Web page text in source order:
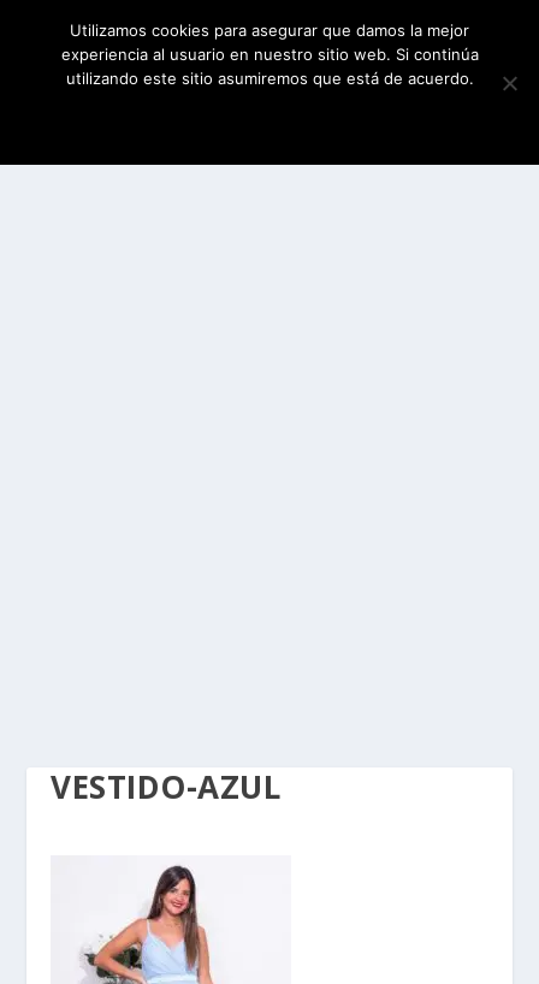
VESTIDO-AZUL
Utilizamos cookies para asegurar que damos la mejor
experiencia al usuario en nuestro sitio web. Si continúa
utilizando este sitio asumiremos que está de acuerdo.